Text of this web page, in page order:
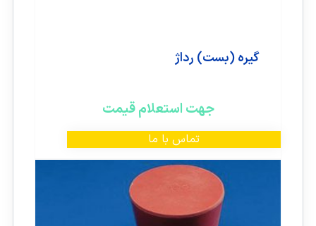
گیره (بست) رداژ
جهت استعلام قیمت
تماس با ما